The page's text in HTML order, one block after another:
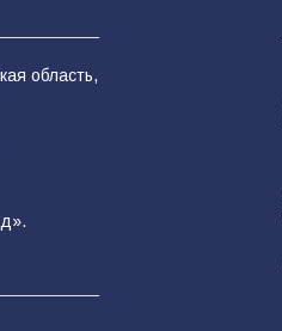
область,